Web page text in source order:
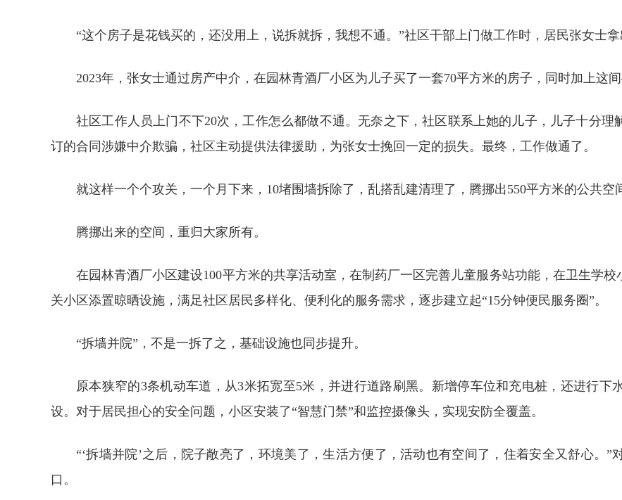
“这个房子是花钱买的，还没用上，说拆就拆，我想不通。”社区干部上门做工作时，居民张女士拿
2023年，张女士通过房产中介，在园林青酒厂小区为儿子买了一套70平方米的房子，同时加上这
社区工作人员上门不下20次，工作怎么都做不通。无奈之下，社区联系上她的儿子，儿子十分
订的合同涉嫌中介欺骗，社区主动提供法律援助，为张女士挽回一定的损失。最终，工作做通了。
就这样一个个攻关，一个月下来，10堵围墙拆除了，乱搭乱建清理了，腾挪出550平方米的公共空
腾挪出来的空间，重归大家所有。
在园林青酒厂小区建设100平方米的共享活动室，在制药厂一区完善儿童服务站功能，在卫生学
关小区添置晾晒设施，满足社区居民多样化、便利化的服务需求，逐步建立起“15分钟便民服务圈”。
“拆墙并院”，不是一拆了之，基础设施也同步提升。
原本狭窄的3条机动车道，从3米拓宽至5米，并进行道路刷黑。新增停车位和充电桩，还进行下
设。对于居民担心的安全问题，小区安装了“智慧门禁”和监控摄像头，实现安防全覆盖。
“‘拆墙并院’之后，院子敞亮了，环境美了，生活方便了，活动也有空间了，住着安全又舒心。
口。